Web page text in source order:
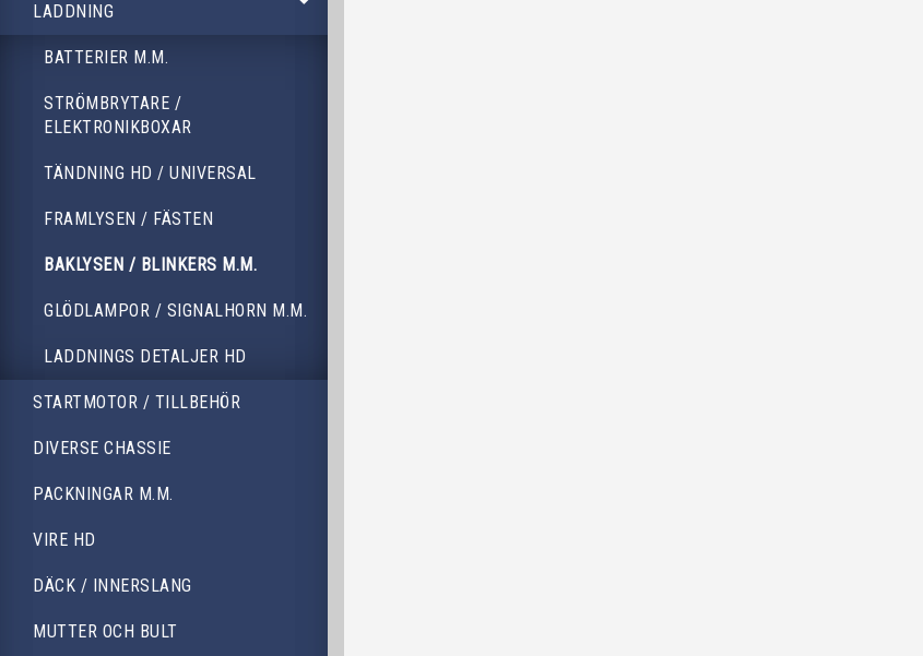
LADDNING
BATTERIER M.M.
STRÖMBRYTARE /
ELEKTRONIKBOXAR
TÄNDNING HD / UNIVERSAL
FRAMLYSEN / FÄSTEN
BAKLYSEN / BLINKERS M.M.
GLÖDLAMPOR / SIGNALHORN M.M.
LADDNINGS DETALJER HD
STARTMOTOR / TILLBEHÖR
DIVERSE CHASSIE
PACKNINGAR M.M.
VIRE HD
DÄCK / INNERSLANG
MUTTER OCH BULT